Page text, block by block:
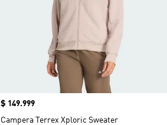
Precio
$ 149.999
Campera Terrex Xploric Sweater